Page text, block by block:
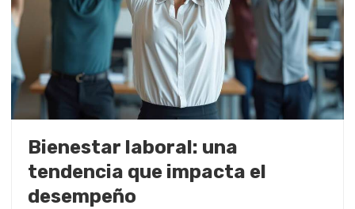
Bienestar laboral: una
tendencia que impacta el
desempeño